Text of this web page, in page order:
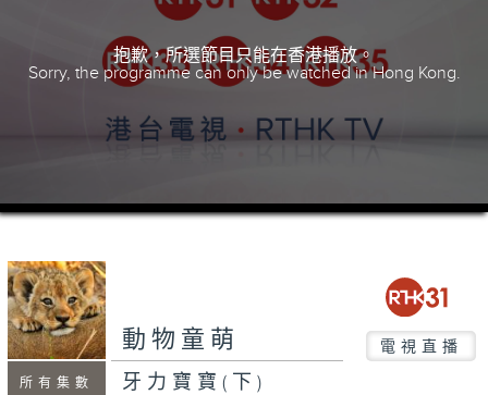
抱歉，所選節目只能在香港播放。
Sorry, the programme can only be watched in Hong Kong.
所有集數
動物童萌 電視直播
牙力寶寶(下)